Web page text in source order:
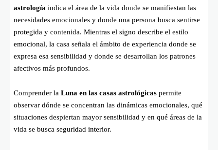
astrología indica el área de la vida donde se manifiestan las
necesidades emocionales y donde una persona busca sentirse
protegida y contenida. Mientras el signo describe el estilo
emocional, la casa señala el ámbito de experiencia donde se
expresa esa sensibilidad y donde se desarrollan los patrones
afectivos más profundos.
Comprender la Luna en las casas astrológicas permite
observar dónde se concentran las dinámicas emocionales, qué
situaciones despiertan mayor sensibilidad y en qué áreas de la
vida se busca seguridad interior.